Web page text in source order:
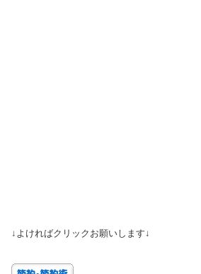
↓よければクリックお願いします↓